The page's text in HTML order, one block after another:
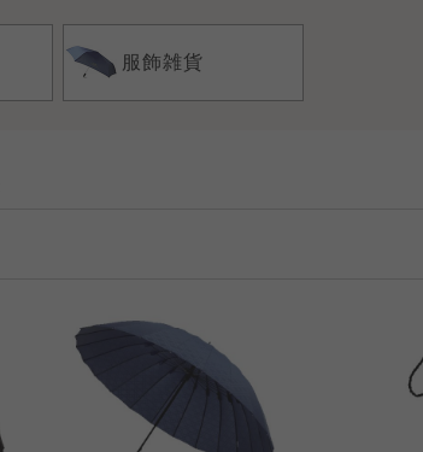
服飾雑貨